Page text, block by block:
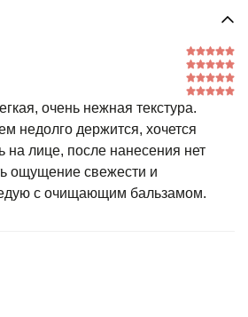
очень нежная текстура.
недолго держится, хочется
на лице, после нанесения нет
ощущение свежести и
с очищающим бальзамом.